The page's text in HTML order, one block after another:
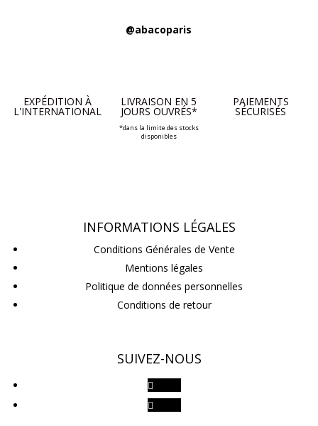
@abacoparis
EXPÉDITION À
L'INTERNATIONAL
LIVRAISON EN 5
JOURS OUVRÉS*
*dans la limite des stocks
disponibles
PAIEMENTS
SÉCURISÉS
INFORMATIONS LÉGALES
Conditions Générales de Vente
Mentions légales
Politique de données personnelles
Conditions de retour
SUIVEZ-NOUS